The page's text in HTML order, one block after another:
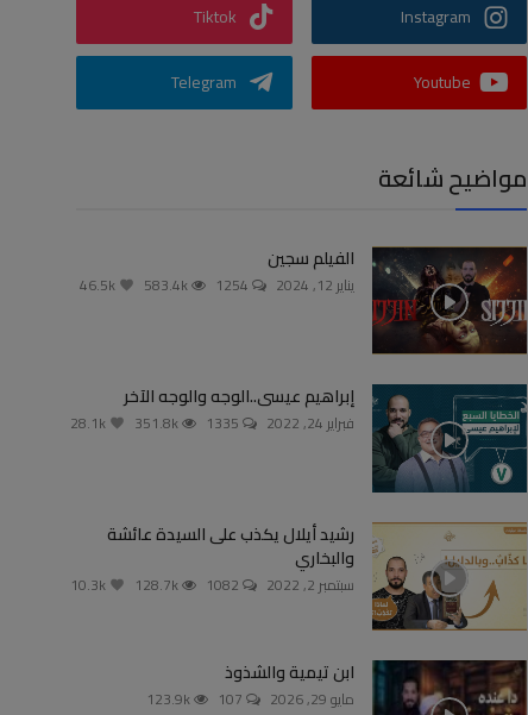
Instagram
Tiktok
Youtube
Telegram
مواضيح شائعة
الفيلم سجين
يناير 12, 2024 1254
583.4k
إبراهيم عيسى..الوجه والوجه الآخر
فبراير 24, 2022 1335
351.8k
رشيد أيلال يكذب على السيدة عائشة
والبخاري
سبتمبر 2, 2022 1082
128.7k
ابن تيمية والشذوذ
مايو 29, 2026 107
123.9k